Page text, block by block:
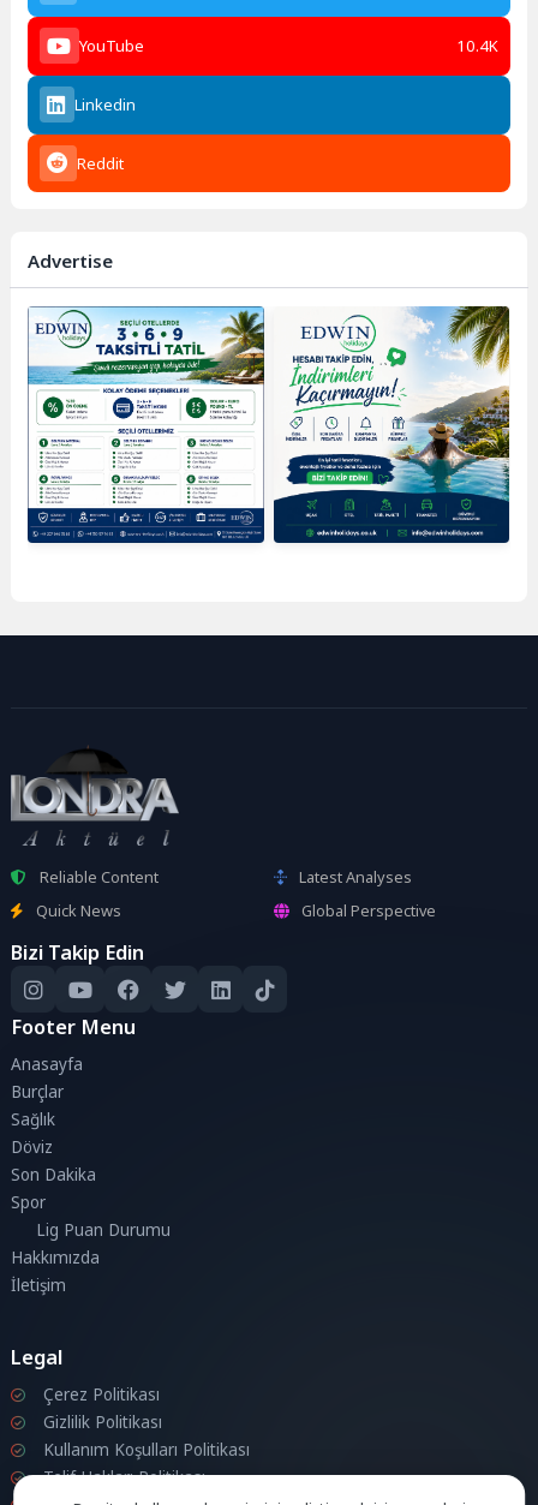
YouTube 10.4K
Linkedin
Reddit
Advertise
Reliable Content
Latest Analyses
Quick News
Global Perspective
Bizi Takip Edin
Footer Menu
Anasayfa
Burçlar
Sağlık
Döviz
Son Dakika
Spor
Lig Puan Durumu
Hakkımızda
İletişim
Legal
Çerez Politikası
Gizlilik Politikası
Kullanım Koşulları Politikası
Telif Hakları Politikası